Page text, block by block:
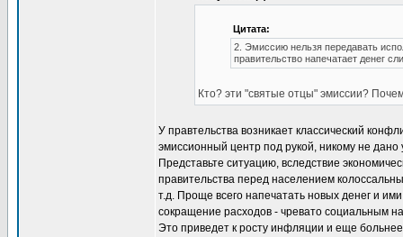
Цитата:
2. Эмиссию нельзя передавать
правительство напечатает денег
Кто? эти "святые отцы" эмиссии?
У правтельства возникает классический
эмиссионный центр под рукой, никому не
Представьте ситуацию, вследствие
правительства перед населением
т.д. Проще всего напечатать новых денег и
сокращение расходов - чревато социальным
Это приведет к росту инфляции и еще